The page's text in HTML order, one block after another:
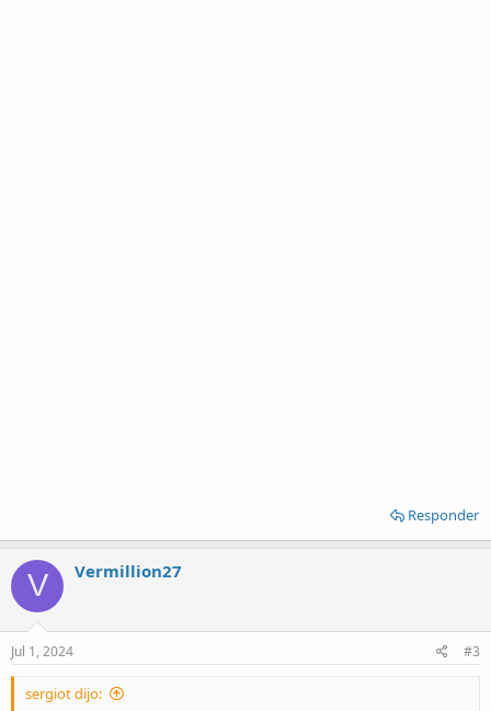
Responder
V Vermillion27
Jul 1, 2024 #3
sergiot dijo: